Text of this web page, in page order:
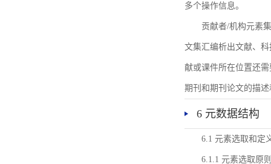
多个操作信息。
贡献者/机构元素
文集汇编析出文献、
献或课件所在位置还
期刊和期刊论文的描
6 元数据结构
6.1 元素选取和定
6.1.1 元素选取原